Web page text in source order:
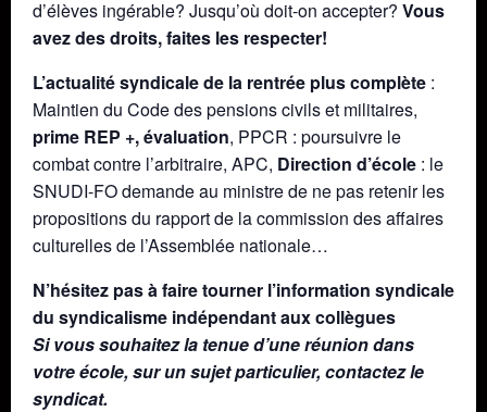
d’élèves ingérable? Jusqu’où doit-on accepter? Vous
avez des droits, faites les respecter!
L’actualité syndicale de la rentrée plus complète :
Maintien du Code des pensions civils et militaires,
prime REP +, évaluation, PPCR : poursuivre le
combat contre l’arbitraire, APC, Direction d’école : le
SNUDI-FO demande au ministre de ne pas retenir les
propositions du rapport de la commission des affaires
culturelles de l’Assemblée nationale…
N’hésitez pas à faire tourner l’information syndicale
du syndicalisme indépendant aux collègues
Si vous souhaitez la tenue d’une réunion dans
votre école, sur un sujet particulier, contactez le
syndicat.